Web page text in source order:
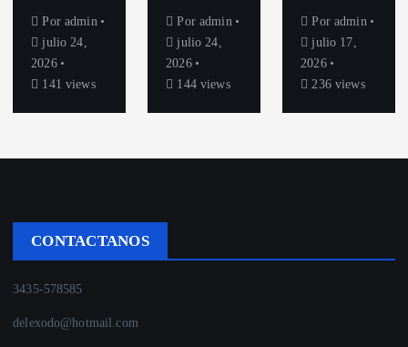
Por admin
julio 24,
2026
141 views
Por admin
julio 24,
2026
144 views
Por admin
julio 17,
2026
236 views
CONTACTANOS
3435-578585
delexodo@hotmail.com